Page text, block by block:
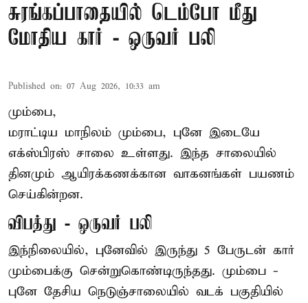
சுரங்கப்பாதையில் டெம்போ மீது
மோதிய கார் - ஒருவர் பலி
Published on: 07 Aug 2026, 10:33 am
மும்பை,
மராட்டிய மாநிலம் மும்பை, புனே இடையே
எக்ஸ்பிரஸ் சாலை உள்ளது. இந்த சாலையில்
தினமும் ஆயிரக்கணக்கான வாகனங்கள் பயணம்
செய்கின்றன.
விபத்து - ஒருவர் பலி
இந்நிலையில், புனேவில் இருந்து 5 பேருடன் கார்
மும்பைக்கு சென்றுகொண்டிருந்தது. மும்பை -
புனே தேசிய நெடுஞ்சாலையில் வடக் பகுதியில்